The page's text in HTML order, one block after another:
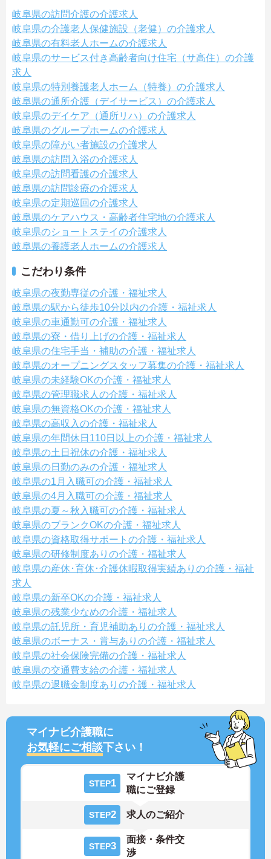
岐阜県の訪問介護の介護求人
岐阜県の介護老人保健施設（老健）の介護求人
岐阜県の有料老人ホームの介護求人
岐阜県のサービス付き高齢者向け住宅（サ高住）の介護
求人
岐阜県の特別養護老人ホーム（特養）の介護求人
岐阜県の通所介護（デイサービス）の介護求人
岐阜県のデイケア（通所リハ）の介護求人
岐阜県のグループホームの介護求人
岐阜県の障がい者施設の介護求人
岐阜県の訪問入浴の介護求人
岐阜県の訪問看護の介護求人
岐阜県の訪問診療の介護求人
岐阜県の定期巡回の介護求人
岐阜県のケアハウス・高齢者住宅地の介護求人
岐阜県のショートステイの介護求人
岐阜県の養護老人ホームの介護求人
こだわり条件
岐阜県の夜勤専従の介護・福祉求人
岐阜県の駅から徒歩10分以内の介護・福祉求人
岐阜県の車通勤可の介護・福祉求人
岐阜県の寮・借り上げの介護・福祉求人
岐阜県の住宅手当・補助の介護・福祉求人
岐阜県のオープニングスタッフ募集の介護・福祉求人
岐阜県の未経験OKの介護・福祉求人
岐阜県の管理職求人の介護・福祉求人
岐阜県の無資格OKの介護・福祉求人
岐阜県の高収入の介護・福祉求人
岐阜県の年間休日110日以上の介護・福祉求人
岐阜県の土日祝休の介護・福祉求人
岐阜県の日勤のみの介護・福祉求人
岐阜県の1月入職可の介護・福祉求人
岐阜県の4月入職可の介護・福祉求人
岐阜県の夏～秋入職可の介護・福祉求人
岐阜県のブランクOKの介護・福祉求人
岐阜県の資格取得サポートの介護・福祉求人
岐阜県の研修制度ありの介護・福祉求人
岐阜県の産休･育休･介護休暇取得実績ありの介護・福祉
求人
岐阜県の新卒OKの介護・福祉求人
岐阜県の残業少なめの介護・福祉求人
岐阜県の託児所・育児補助ありの介護・福祉求人
岐阜県のボーナス・賞与ありの介護・福祉求人
岐阜県の社会保険完備の介護・福祉求人
岐阜県の交通費支給の介護・福祉求人
岐阜県の退職金制度ありの介護・福祉求人
マイナビ介護職に
お気軽にご相談下さい！
STEP1
マイナビ介護
職にご登録
STEP2 求人のご紹介
STEP3
面接・条件交
渉